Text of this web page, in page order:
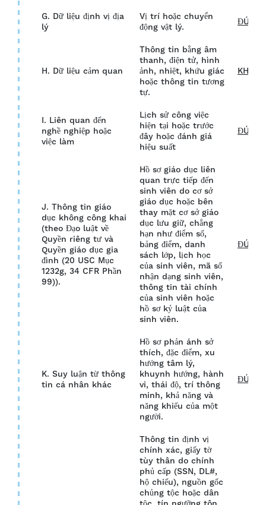
G. Dữ liệu định vị địa
lý
Vị trí hoặc chuyển
động vật lý.
ĐÚNG
H. Dữ liệu cảm quan
Thông tin bằng âm
thanh, điện tử, hình
ảnh, nhiệt, khứu giác
hoặc thông tin tương
tự.
KHÔNG
I. Liên quan đến
nghề nghiệp hoặc
việc làm
Lịch sử công việc
hiện tại hoặc trước
đây hoặc đánh giá
hiệu suất
ĐÚNG
J. Thông tin giáo
dục không công khai
(theo Đạo luật về
Quyền riêng tư và
Quyền giáo dục gia
đình (20 USC Mục
1232g, 34 CFR Phần
99)).
Hồ sơ giáo dục liên
quan trực tiếp đến
sinh viên do cơ sở
giáo dục hoặc bên
thay mặt cơ sở giáo
dục lưu giữ, chẳng
hạn như điểm số,
bảng điểm, danh
sách lớp, lịch học
của sinh viên, mã số
nhận dạng sinh viên,
thông tin tài chính
của sinh viên hoặc
hồ sơ kỷ luật của
sinh viên.
ĐÚNG
K. Suy luận từ thông
tin cá nhân khác
Hồ sơ phản ánh sở
thích, đặc điểm, xu
hướng tâm lý,
khuynh hướng, hành
vi, thái độ, trí thông
minh, khả năng và
năng khiếu của một
người.
ĐÚNG
Thông tin định vị
chính xác, giấy tờ
tùy thân do chính
phủ cấp (SSN, DL#,
hộ chiếu), nguồn gốc
chủng tộc hoặc dân